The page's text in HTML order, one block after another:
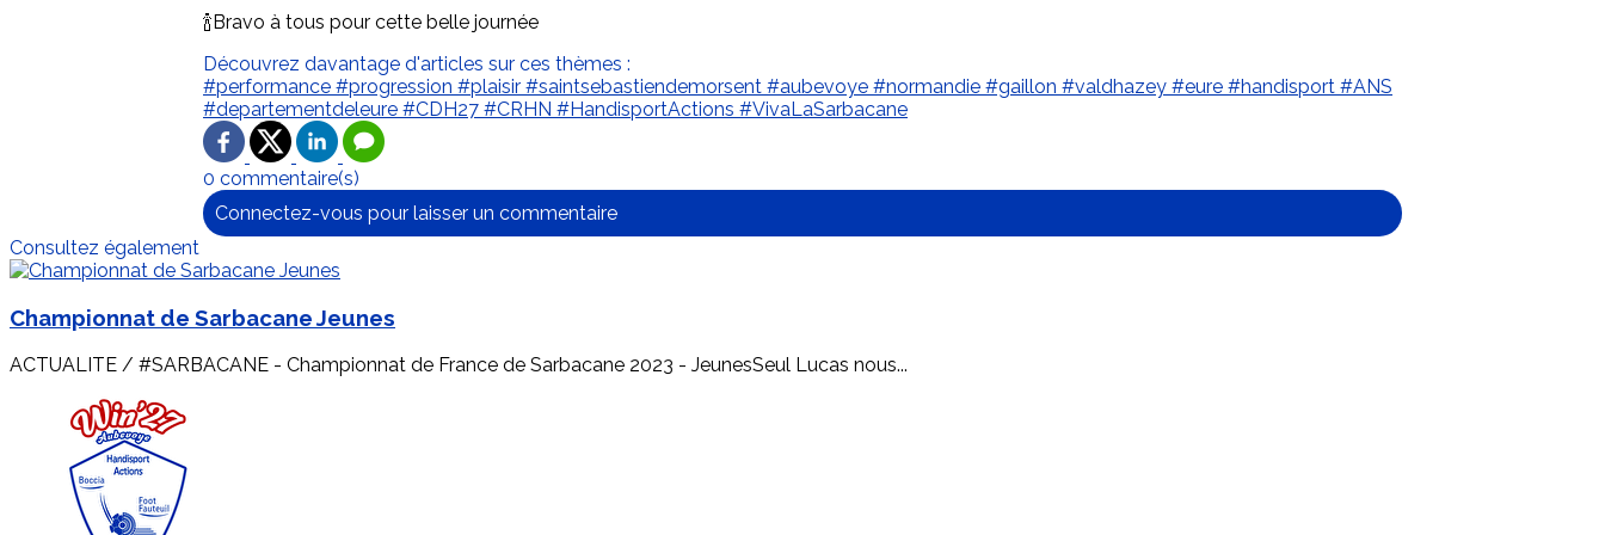
🍾Bravo à tous pour cette belle journée
Découvrez davantage d'articles sur ces thèmes :
#performance #progression #plaisir #saintsebastiendemorsent #aubevoye #normandie #gaillon #valdhazey #eure #handisport #ANS
#departementdeleure #CDH27 #CRHN #HandisportActions #VivaLaSarbacane
0 commentaire(s)
Connectez-vous pour laisser un commentaire
Consultez également
Championnat de Sarbacane Jeunes
ACTUALITE / #SARBACANE - Championnat de France de Sarbacane 2023 - JeunesSeul Lucas nous...